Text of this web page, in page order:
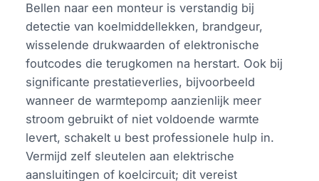
Bellen naar een monteur is verstandig bij
detectie van koelmiddellekken, brandgeur,
wisselende drukwaarden of elektronische
foutcodes die terugkomen na herstart. Ook bij
significante prestatieverlies, bijvoorbeeld
wanneer de warmtepomp aanzienlijk meer
stroom gebruikt of niet voldoende warmte
levert, schakelt u best professionele hulp in.
Vermijd zelf sleutelen aan elektrische
aansluitingen of koelcircuit; dit vereist